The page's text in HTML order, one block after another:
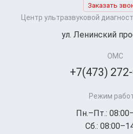
Заказать
Центр ультразвуковой
ул. Ленинский
ОМС
+7(473)
Режим
Пн.–Пт.:
Сб.: